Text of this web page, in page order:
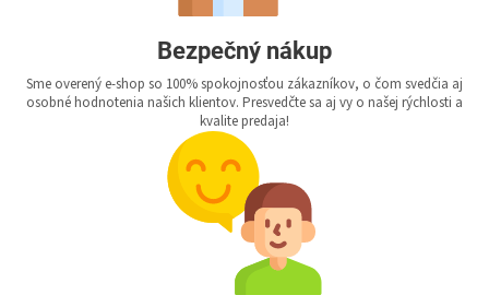
Bezpečný nákup
Sme overený e-shop so 100% spokojnosťou zákazníkov, o čom svedčia aj
osobné hodnotenia našich klientov. Presvedčte sa aj vy o našej rýchlosti a
kvalite predaja!